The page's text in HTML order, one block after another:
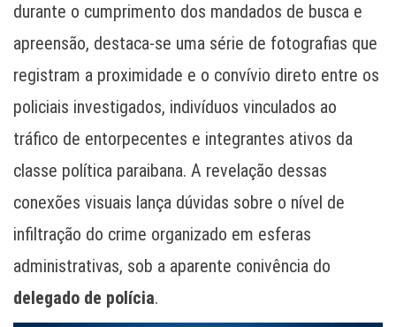
durante o cumprimento dos mandados de busca e
apreensão, destaca-se uma série de fotografias que
registram a proximidade e o convívio direto entre os
policiais investigados, indivíduos vinculados ao
tráfico de entorpecentes e integrantes ativos da
classe política paraibana. A revelação dessas
conexões visuais lança dúvidas sobre o nível de
infiltração do crime organizado em esferas
administrativas, sob a aparente conivência do
delegado de polícia.